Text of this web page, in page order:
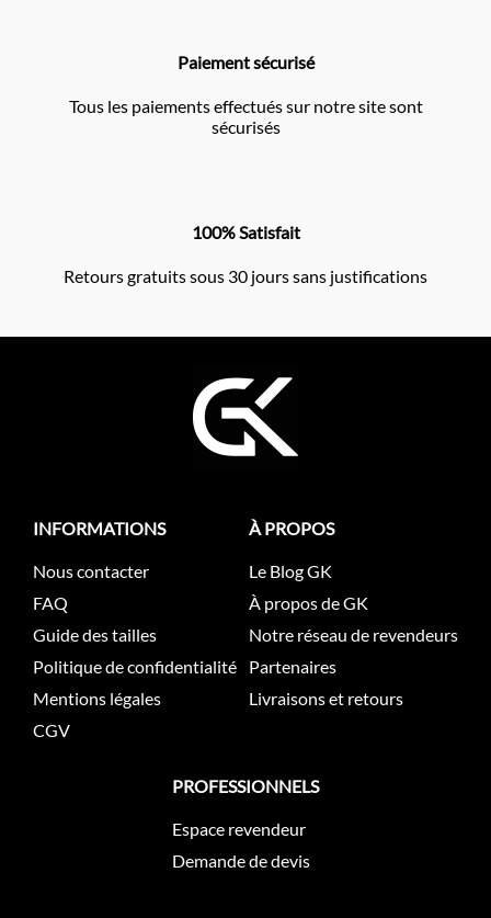
Paiement sécurisé
Tous les paiements effectués sur notre site sont
sécurisés
100% Satisfait
Retours gratuits sous 30 jours sans justifications
INFORMATIONS
Nous contacter
FAQ
Guide des tailles
Politique de confidentialité
Mentions légales
CGV
À PROPOS
Le Blog GK
À propos de GK
Notre réseau de revendeurs
Partenaires
Livraisons et retours
PROFESSIONNELS
Espace revendeur
Demande de devis